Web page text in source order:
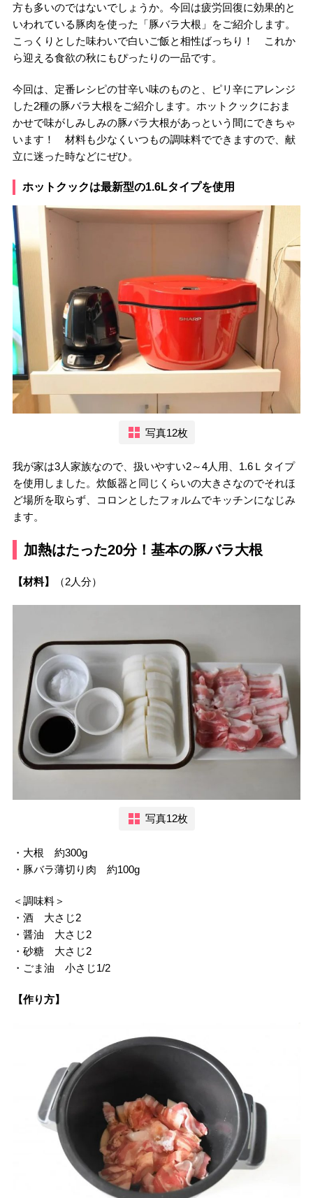
方も多いのではないでしょうか。今回は疲労回復に効果的と
いわれている豚肉を使った「豚バラ大根」をご紹介します。
こっくりとした味わいで白いご飯と相性ばっちり！ これか
ら迎える食欲の秋にもぴったりの一品です。
今回は、定番レシピの甘辛い味のものと、ピリ辛にアレンジ
した2種の豚バラ大根をご紹介します。ホットクックにおま
かせで味がしみしみの豚バラ大根があっという間にできちゃ
います！ 材料も少なくいつもの調味料でできますので、献
立に迷った時などにぜひ。
ホットクックは最新型の1.6Lタイプを使用
写真12枚
我が家は3人家族なので、扱いやすい2～4人用、1.6Ｌタイプ
を使用しました。炊飯器と同じくらいの大きさなのでそれほ
ど場所を取らず、コロンとしたフォルムでキッチンになじみ
ます。
加熱はたった20分！基本の豚バラ大根
【材料】 （2人分）
写真12枚
・大根 約300g
・豚バラ薄切り肉 約100g
＜調味料＞
・酒 大さじ2
・醤油 大さじ2
・砂糖 大さじ2
・ごま油 小さじ1/2
【作り方】